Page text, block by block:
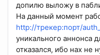
допилю выложу в
На данный момент
http://трекер:порт/
уникального аннонса
отказался, ибо нах